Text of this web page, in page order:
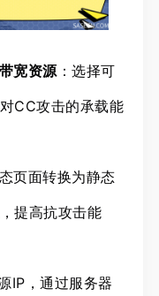
宽资源 ：选择可
CC攻击的承载能
页面转换为静态
提高抗攻击能
IP，通过服务器